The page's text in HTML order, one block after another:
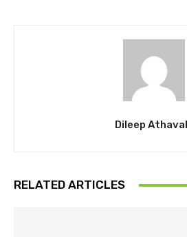
Dileep
RELATED ARTICLES